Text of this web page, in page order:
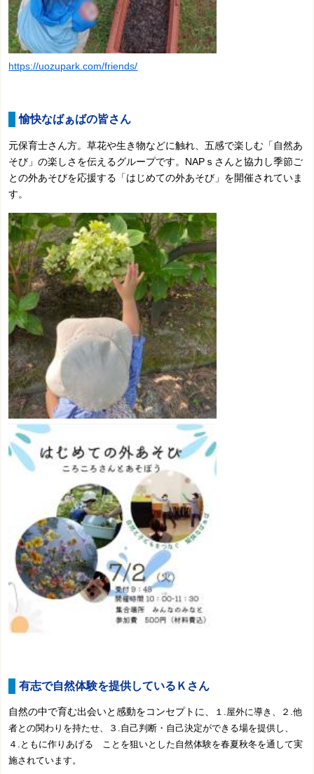
https://uozupark.com/friends/
愉快なばぁばの皆さん
元保育士さん方。草花や生き物などに触れ、五感で楽しむ「自然あ
そび」の楽しさを伝えるグループです。NAPｓさんと協力し季節ご
との外あそびを応援する「はじめての外あそび」を開催されていま
す。
有志で自然体験を提供しているＫさん
自然の中で育む出会いと感動をコンセプトに、
１.屋外に導き、２.他
者との関わりを持たせ、３.自己判断・自己決定ができる場を提供し、
４.ともに作りあげる ことを狙いとした自然体験を春夏秋冬を通して実
施されています。